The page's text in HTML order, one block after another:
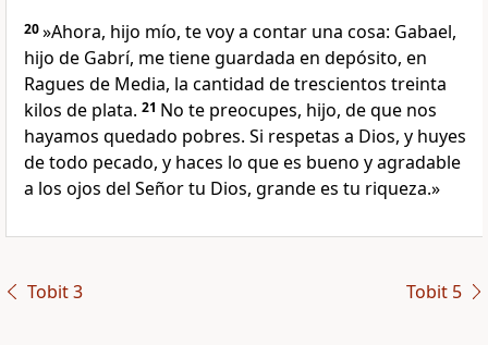
20»Ahora, hijo mío, te voy a contar una cosa: Gabael,
hijo de Gabrí, me tiene guardada en depósito, en
Ragues de Media, la cantidad de trescientos treinta
kilos de plata. 21 No te preocupes, hijo, de que nos
hayamos quedado pobres. Si respetas a Dios, y huyes
de todo pecado, y haces lo que es bueno y agradable
a los ojos del Señor tu Dios, grande es tu riqueza.»
Tobit 3 Tobit 5